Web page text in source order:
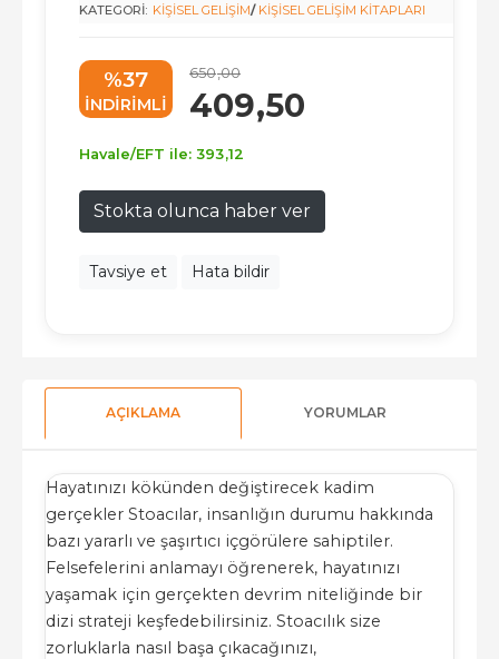
KATEGORI: KIŞISEL GELIŞIM/ KIŞISEL GELIŞIM KITAPLARI
%37
INDIRIMLI
650,00
409,50
Havale/EFT ile: 393,12
Stokta olunca haber ver
Tavsiye et Hata bildir
AÇIKLAMA YORUMLAR
Hayatınızı kökünden değiştirecek kadim
gerçekler Stoacılar, insanlığın durumu hakkında
bazı yararlı ve şaşırtıcı içgörülere sahiptiler.
Felsefelerini anlamayı öğrenerek, hayatınızı
yaşamak için gerçekten devrim niteliğinde bir
dizi strateji keşfedebilirsiniz. Stoacılık size
zorluklarla nasıl başa çıkacağınızı,